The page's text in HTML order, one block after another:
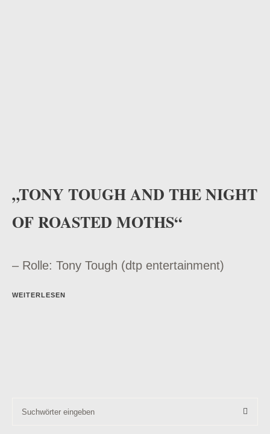
„TONY TOUGH AND THE NIGHT
OF ROASTED MOTHS“
– Rolle: Tony Tough (dtp entertainment)
WEITERLESEN